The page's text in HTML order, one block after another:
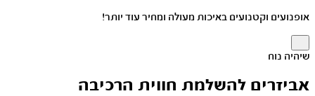
אופנועים וקטנועים באיכות מעולה ומחיר עוד יותר!
שיהיה נוח
אביזרים להשלמת חווית הרכיבה